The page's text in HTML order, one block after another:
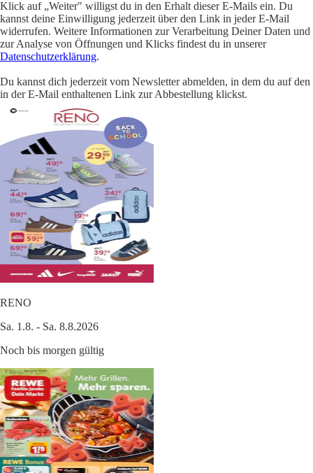
Klick auf „Weiter" willigst du in den Erhalt dieser E-Mails ein. Du
kannst deine Einwilligung jederzeit über den Link in jeder E-Mail
widerrufen. Weitere Informationen zur Verarbeitung Deiner Daten und
zur Analyse von Öffnungen und Klicks findest du in unserer
Datenschutzerklärung.
Du kannst dich jederzeit vom Newsletter abmelden, in dem du auf den
in der E-Mail enthaltenen Link zur Abbestellung klickst.
RENO
Sa. 1.8. - Sa. 8.8.2026
Noch bis morgen gültig